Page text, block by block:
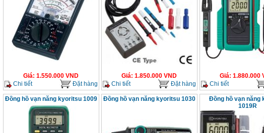
Giá: 1.550.000 VND
Chi tiết
Đặt hàng
Giá: 1.850.000 VND
Chi tiết
Đặt hàng
Giá: 1.880.000
Chi tiết
Đồng hồ vạn năng kyoritsu 1009 Đồng hồ vạn năng kyoritsu 1030
Đồng hồ vạn năng
1019R